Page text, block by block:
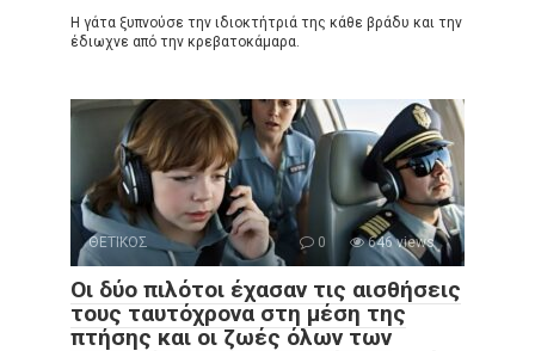
Η γάτα ξυπνούσε την ιδιοκτήτριά της κάθε βράδυ και την
έδιωχνε από την κρεβατοκάμαρα.
ΘΕΤΙΚΟΣ 0 646 views
Οι δύο πιλότοι έχασαν τις αισθήσεις
τους ταυτόχρονα στη μέση της
πτήσης και οι ζωές όλων των